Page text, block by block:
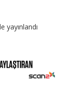
yayınlandı